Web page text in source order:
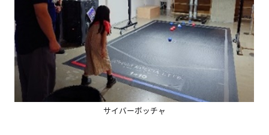
サイバーボッチャ